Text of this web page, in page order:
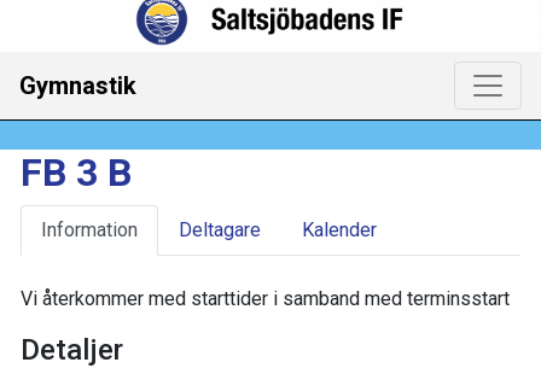
Gymnastik
FB 3 B
Information Deltagare Kalender
Vi återkommer med starttider i samband med terminsstart
Detaljer